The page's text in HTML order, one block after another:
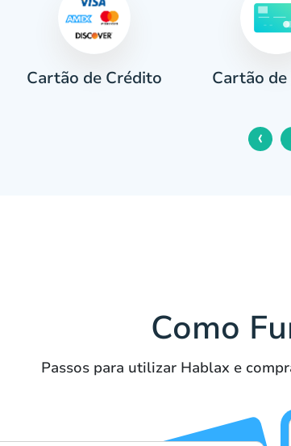
Cartão de Crédito Cartão
‹
Como
Passos para utilizar Hablax e